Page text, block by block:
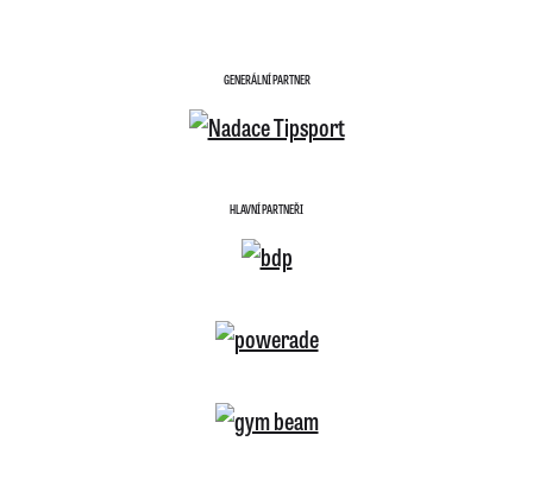
GENERÁLNÍ PARTNER
HLAVNÍ PARTNEŘI